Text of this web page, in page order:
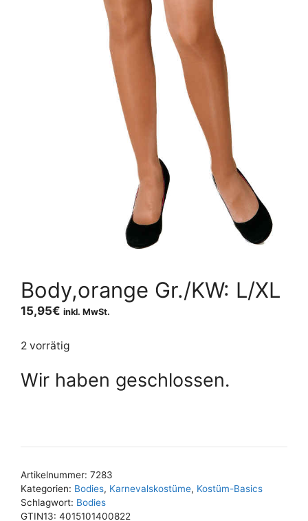
Body,orange Gr./KW: L/XL
15,95€ inkl. MwSt.
2 vorrätig
Wir haben geschlossen.
Artikelnummer: 7283
Kategorien: Bodies, Karnevalskostüme, Kostüm-Basics
Schlagwort: Bodies
GTIN13: 4015101400822